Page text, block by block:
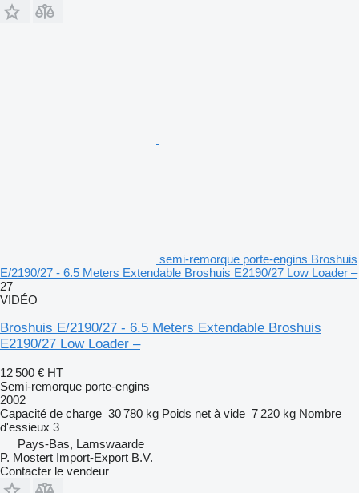
semi-remorque porte-engins Broshuis
E/2190/27 - 6.5 Meters Extendable Broshuis E2190/27 Low Loader –
27
VIDÉO
Broshuis E/2190/27 - 6.5 Meters Extendable Broshuis
E2190/27 Low Loader –
12 500 € HT
Semi-remorque porte-engins
2002
Capacité de charge 30 780 kg Poids net à vide 7 220 kg Nombre
d'essieux 3
Pays-Bas, Lamswaarde
P. Mostert Import-Export B.V.
Contacter le vendeur